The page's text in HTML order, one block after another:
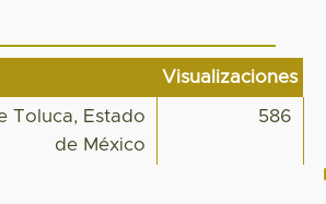
Visualizaciones
Toluca, Estado
de México
586